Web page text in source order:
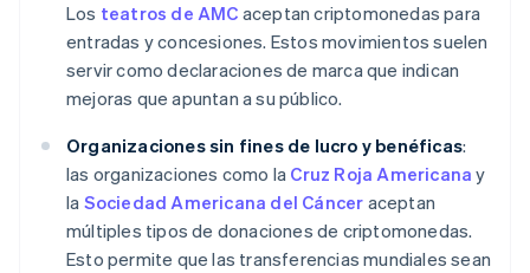
Los teatros de AMC aceptan criptomonedas para
entradas y concesiones. Estos movimientos suelen
servir como declaraciones de marca que indican
mejoras que apuntan a su público.
Organizaciones sin fines de lucro y benéficas:
las organizaciones como la Cruz Roja Americana y
la Sociedad Americana del Cáncer aceptan
múltiples tipos de donaciones de criptomonedas.
Esto permite que las transferencias mundiales sean